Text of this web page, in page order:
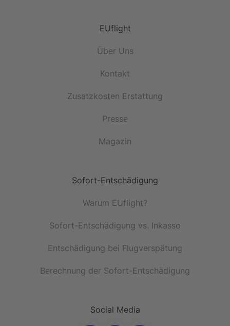
EUflight
Über Uns
Kontakt
Zusatzkosten Erstattung
Presse
Magazin
Sofort-Entschädigung
Warum EUflight?
Sofort-Entschädigung vs. Inkasso
Entschädigung bei Flugverspätung
Berechnung der Sofort-Entschädigung
Social Media